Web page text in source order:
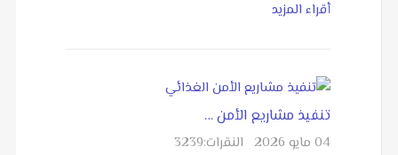
أقراء المزيد
تنفيذ مشاريع الأمن …
04 مايو 2026 النقرات:3239